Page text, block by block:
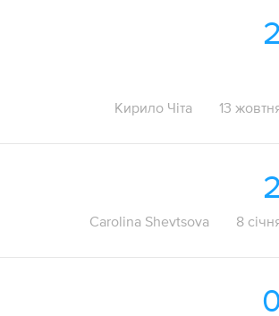
2
Кирило Чіта 13
2
Carolina Shevtsova 8